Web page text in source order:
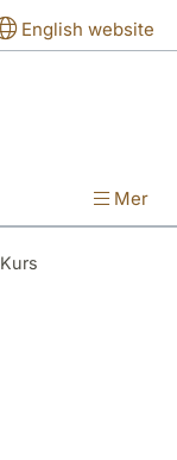
English website
Mer
Kurs